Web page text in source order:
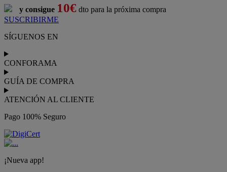
y consigue 10€ dto para la próxima compra
SUSCRIBIRME
SÍGUENOS EN
CONFORAMA
GUÍA DE COMPRA
ATENCIÓN AL CLIENTE
Pago 100% Seguro
¡Nueva app!